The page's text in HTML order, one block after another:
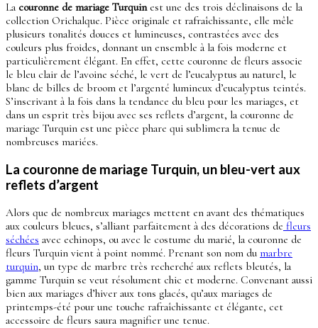
La couronne de mariage Turquinest une des trois déclinaisons de la
collection Orichalque. Pièce originale et rafraîchissante, elle mêle
plusieurs tonalités douces et lumineuses, contrastées avec des
couleurs plus froides, donnant un ensemble à la fois moderne et
particulièrement élégant. En effet, cette couronne de fleurs associe
le bleu clair de l’avoine séché, le vert de l’eucalyptus au naturel, le
blanc de billes de broom et l’argenté lumineux d’eucalyptus teintés.
S’inscrivant à la fois dans la tendance du bleu pour les mariages, et
dans un esprit très bijou avec ses reflets d’argent, la couronne de
mariage Turquin est une pièce phare qui sublimera la tenue de
nombreuses mariées.
La couronne de mariage Turquin, un bleu-vert aux
reflets d’argent
Alors que de nombreux mariages mettent en avant des thématiques
aux couleurs bleues, s’alliant parfaitement à des décorations de fleurs
séchées avec echinops, ou avec le costume du marié, la couronne de
fleurs Turquin vient à point nommé. Prenant son nom du marbre
turquin, un type de marbre très recherché aux reflets bleutés, la
gamme Turquin se veut résolument chic et moderne. Convenant aussi
bien aux mariages d’hiver aux tons glacés, qu’aux mariages de
printemps-été pour une touche rafraîchissante et élégante, cet
accessoire de fleurs saura magnifier une tenue.